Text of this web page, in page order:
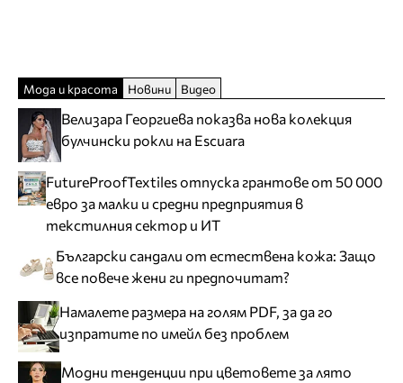
Мода и красота Новини Видео
Велизара Георгиева показва нова колекция
булчински рокли на Escuara
FutureProofTextiles отпуска грантове от 50 000
евро за малки и средни предприятия в
текстилния сектор и ИТ
Български сандали от естествена кожа: Защо
все повече жени ги предпочитат?
Намалете размера на голям PDF, за да го
изпратите по имейл без проблем
Модни тенденции при цветовете за лято